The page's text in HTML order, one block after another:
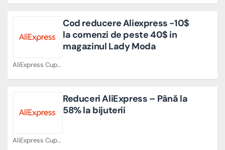
AliExpress Cupoane
Cod reducere Aliexpress -10$
la comenzi de peste 40$ in
magazinul Lady Moda
AliExpress Cupoane
Reduceri AliExpress – Până la
58% la bijuterii